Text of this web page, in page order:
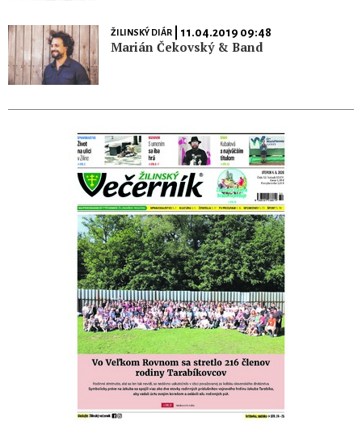
ŽILINSKÝ DIÁR| 11.04.2019 09:48
Marián Čekovský & Band